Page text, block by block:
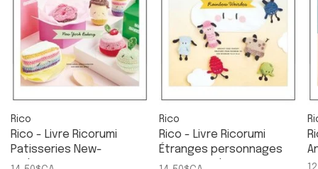
Rico
Rico - Livre Ricorumi
Patisseries New-
Yorkaises
Rico
Rico - Livre Ricorumi
Étranges personnages
Arc-en-Ciel